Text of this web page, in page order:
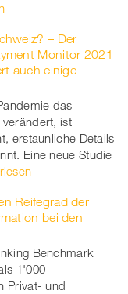
– Der
Monitor 2021
auch einige
das
ist
erstaunliche Details
Eine neue Studie
Reifegrad der
bei den
Benchmark
1'000
Privat- und